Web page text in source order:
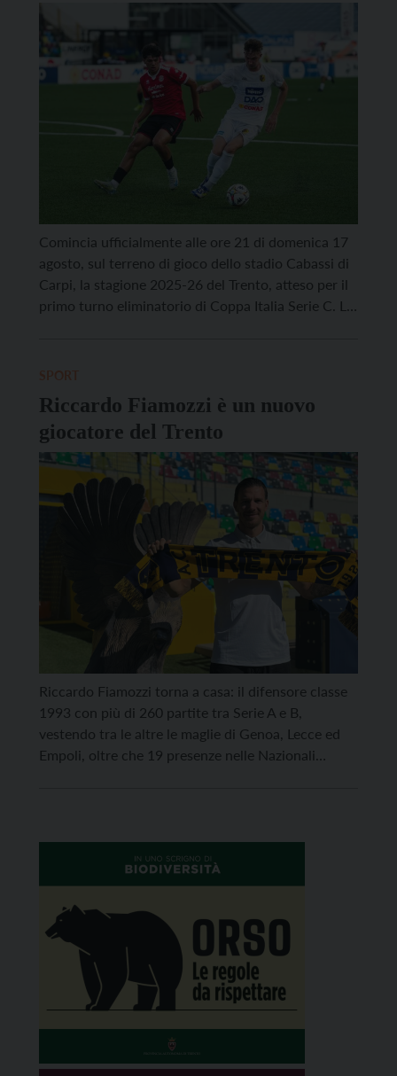
Comincia ufficialmente alle ore 21 di domenica 17
agosto, sul terreno di gioco dello stadio Cabassi di
Carpi, la stagione 2025-26 del Trento, atteso per il
primo turno eliminatorio di Coppa Italia Serie C. La
Riccardo Fiamozzi è un nuovo
giocatore del Trento
Riccardo Fiamozzi torna a casa: il difensore classe
1993 con più di 260 partite tra Serie A e B,
vestendo tra le altre le maglie di Genoa, Lecce ed
Empoli, oltre che 19 presenze nelle Nazionali